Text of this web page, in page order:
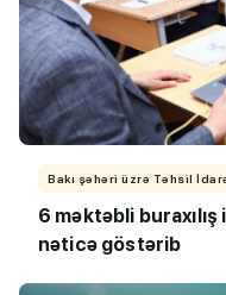
Bakı şəhəri üzrə Təhsil
6 məktəbli
nəticə göstərib